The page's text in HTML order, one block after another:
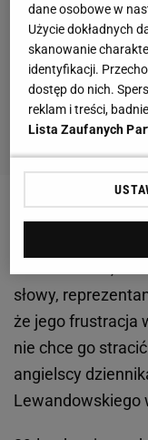
w powietrzu i
słowy,
że jego frustracja
nie chce go
angielscy
Lewandowskiego
dane osobowe w
Użycie dokładnych
skanowanie
identyfikacji.
dostęp do nich.
reklam i treści,
Lista Zaufanych